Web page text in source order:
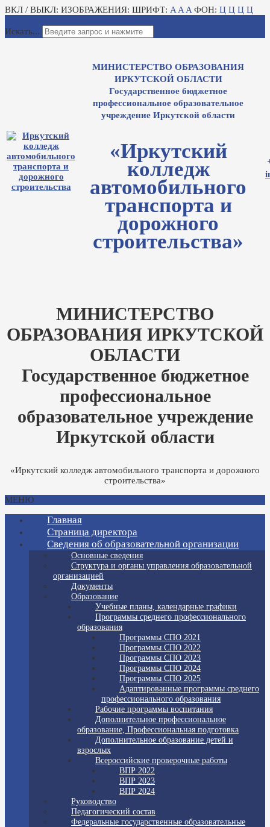
ВКЛ / ВЫКЛ: ИЗОБРАЖЕНИЯ: ШРИФТ: A A A ФОН: Ц Ц Ц Ц
Искать...
МИНИСТЕРСТВО ОБРАЗОВАНИЯ
ИРКУТСКОЙ ОБЛАСТИ
Государственное бюджетное
профессиональное образовательное
учреждение Иркутской области
«Иркутский
колледж
автомобильного
транспорта и
дорожного
строительства»
МИНИСТЕРСТВО
ОБРАЗОВАНИЯ ИРКУТСКОЙ
ОБЛАСТИ
Государственное бюджетное
профессиональное
образовательное учреждение
Иркутской области
«Иркутский колледж автомобильного транспорта и дорожного
строительства»
МЕНЮ
Главная
Страница директора
Сведения об образовательной организации
Основные сведения
Структура и органы управления образовательной
организацией
Документы
Образование
Учебные планы, календарные графики
Программы среднего профессионального
образования
Программы СПО 2021
Программы СПО 2022
Программы СПО 2023
Программы СПО 2024
Программы СПО 2025
Адаптированные программы среднего
профессионального образования
Рабочие программы воспитания
Дополнительное профессиональное
образование, Профессиональная подготовка
Дополнительное образование детей и
взрослых
Всероссийские проверочные работы
ВПР 2022
ВПР 2023
ВПР 2024
Руководство
Педагогический состав
Федеральные государственные образовательные